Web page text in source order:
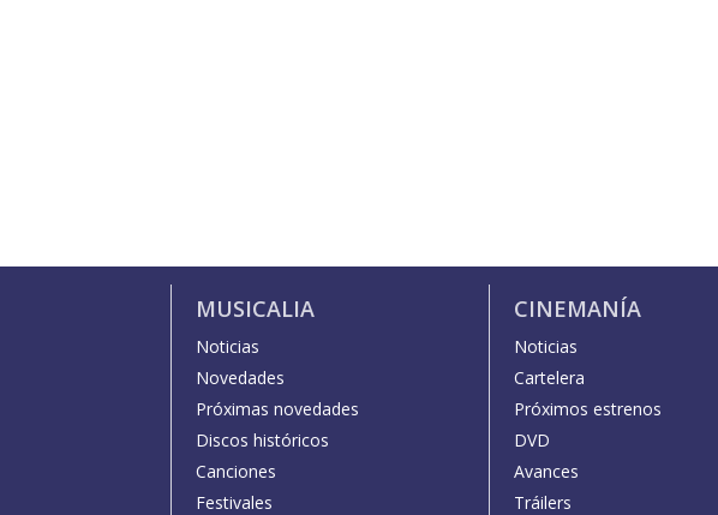
MUSICALIA
Noticias
Novedades
Próximas novedades
Discos históricos
Canciones
Festivales
CINEMANÍA
Noticias
Cartelera
Próximos estrenos
DVD
Avances
Tráilers